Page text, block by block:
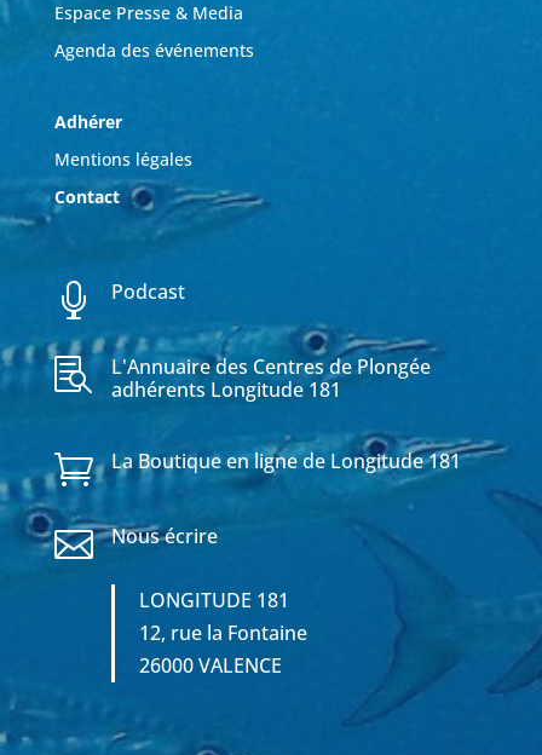
Espace Presse & Media
Agenda des événements
Adhérer
Mentions légales
Contact
 Podcast

L'Annuaire des Centres de Plongée
adhérents Longitude 181
 La Boutique en ligne de Longitude 181
 Nous écrire
LONGITUDE 181
12, rue la Fontaine
26000 VALENCE